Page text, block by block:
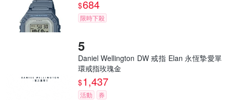
$684
限時下殺
Daniel Wellington DW 戒指 Elan 永恆摯愛單
環戒指玫瑰金
$1,437
活動 券